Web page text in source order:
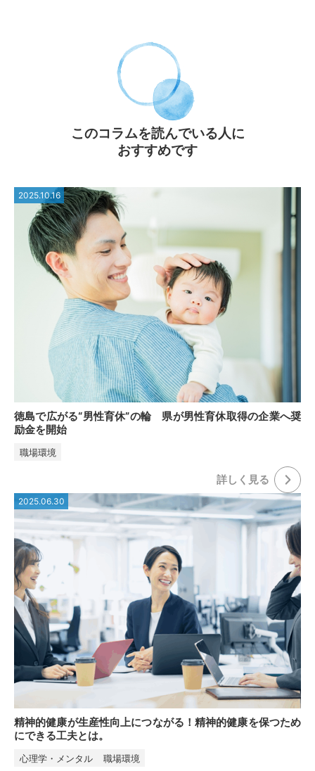
このコラムを読んでいる⼈に
おすすめです
2025.10.16
徳島で広がる“男性育休”の輪 県が男性育休取得の企業へ奨
励金を開始
職場環境
詳しく⾒る
2025.06.30
精神的健康が生産性向上につながる！精神的健康を保つため
にできる工夫とは。
心理学・メンタル 職場環境